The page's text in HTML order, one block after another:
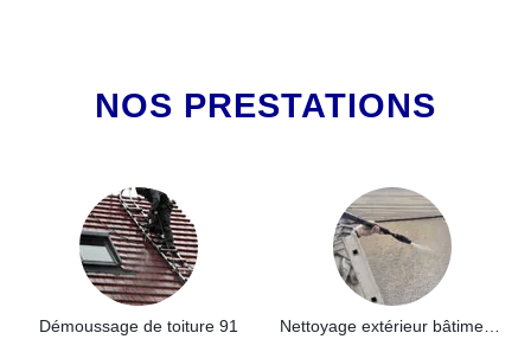
NOS PRESTATIONS
Démoussage de toiture 91